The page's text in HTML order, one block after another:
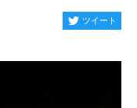
ツイート